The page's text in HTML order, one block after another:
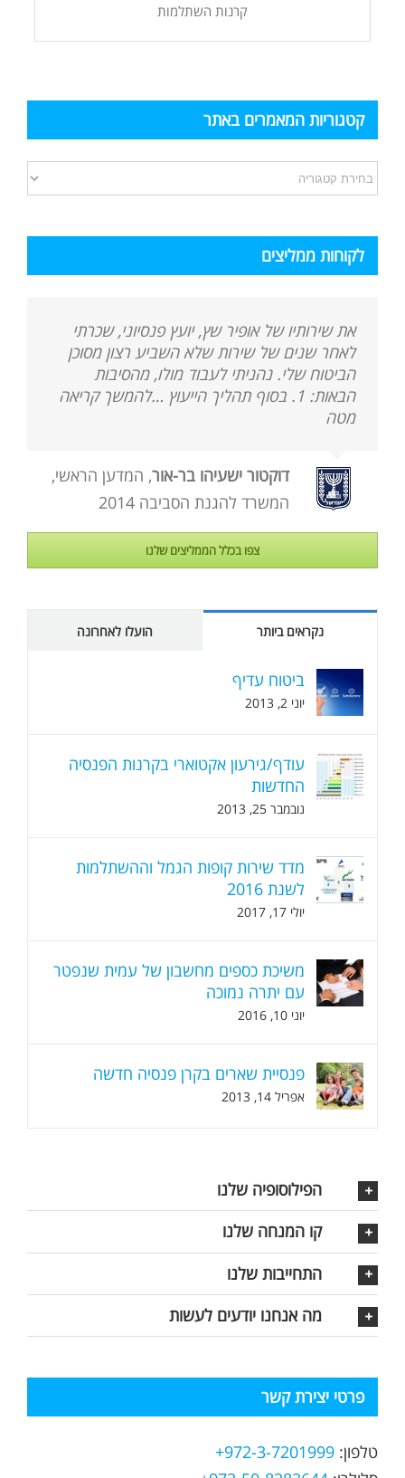
קרנות השתלמות
קטגוריות המאמרים באתר
קטגוריות
המאמרים
לקוחות ממליצים
את שירותיו של אופיר שץ, יועץ פנסיוני, שכרתי
לאחר שנים של שירות שלא השביע רצון מסוכן
הביטוח שלי. נהניתי לעבוד מולו, מהסיבות
הבאות: 1. בסוף תהליך הייעוץ …להמשך קריאה
מטה
דוקטור ישעיהו בר-אור, המדען הראשי,
המשרד להגנת הסביבה 2014
צפו בכלל הממליצים שלנו
נקראים ביותר הועלו לאחרונה
ביטוח עדיף
יוני 2, 2013
עודף/גירעון אקטוארי בקרנות הפנסיה
החדשות
נובמבר 25, 2013
מדד שירות קופות הגמל וההשתלמות
לשנת 2016
יולי 17, 2017
משיכת כספים מחשבון של עמית שנפטר
עם יתרה נמוכה
יוני 10, 2016
פנסיית שארים בקרן פנסיה חדשה
אפריל 14, 2013
הפילוסופיה שלנו
קו המנחה שלנו
התחייבות שלנו
מה אנחנו יודעים לעשות
פרטי יצירת קשר
טלפון: 972-3-7201999+